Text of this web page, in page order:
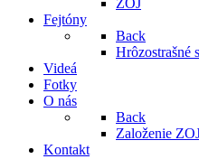
ZOJ
Fejtóny
Back
Hrôzostrašné
Videá
Fotky
O nás
Back
Založenie
Kontakt